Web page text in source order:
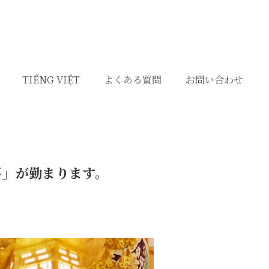
TIẾNG VIỆT よくある質問 お問い合わせ
が勤まります。